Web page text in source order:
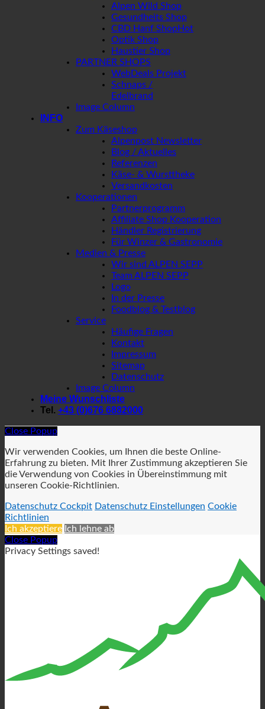
Alpen Wild Shop
Gesundheits Shop
CBD Hanf Shop
Optik Shop
Haustier Shop
PARTNER SHOPS
WebDeals Projekt
Schnaps /
Edelbrand
Image Column
INFO
Zum Käseshop
Alpenpost Newsletter
Blog / Aktuelles
Referenzen
Käse- & Wursttheke
Versandkosten
Kooperationen
Partnerprogramm
Affiliate Shop Kooperation
Händler Registrierung
Für Winzer & Gastronomie
Medien & Presse
Wir sind ALPEN SEPP
Team ALPEN SEPP
Logo
In der Presse
Foodblog & Testblog
Service
Häufige Fragen
Kontakt
Impressum
Sitemap
Datenschutz
Image Column
Meine Wunschliste
Tel. +43 (0)676 6882000
Close Popup
Wir verwenden Cookies, um Ihnen die beste Online-
Erfahrung zu bieten. Mit Ihrer Zustimmung akzeptieren Sie
die Verwendung von Cookies in Übereinstimmung mit
unseren Cookie-Richtlinien.
Datenschutz Cockpit Datenschutz Einstellungen Cookie
Richtlinien
Ich akzeptiere Ich lehne ab
Close Popup
Privacy Settings saved!